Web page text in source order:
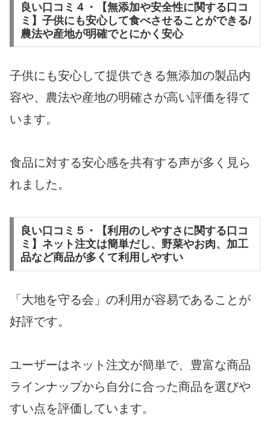
良い口コミ４・【無添加や安全性に関する口コ
ミ】子供にも安心して食べさせることができる/
農法や産地が明確でとにかく安心
子供にも安心して提供できる無添加の製品内
容や、農法や産地の明確さが高い評価を得て
います。
食品に対する安心感を共有する声が多く見ら
れました。
良い口コミ５・【利用のしやすさに関する口コ
ミ】ネット注文は簡単だし、野菜やお肉、加工
品など商品が多くて利用しやすい
「大地を守る会」の利用が容易であることが
好評です。
ユーザーはネット注文が簡単で、豊富な商品
ラインナップから自分に合った商品を選びや
すい点を評価しています。